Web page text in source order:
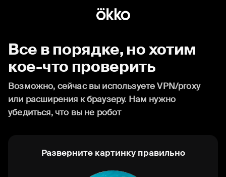
Все в порядке, но хотим
кое-что проверить
Возможно, сейчас вы используете VPN/proxy
или расширения к браузеру. Нам нужно
убедиться, что вы не робот
Разверните картинку правильно